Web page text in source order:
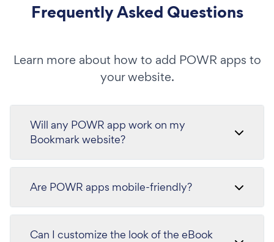
Frequently Asked Questions
Learn more about how to add POWR apps to
your website.
Will any POWR app work on my
Bookmark website?
Are POWR apps mobile-friendly?
Can I customize the look of the eBook